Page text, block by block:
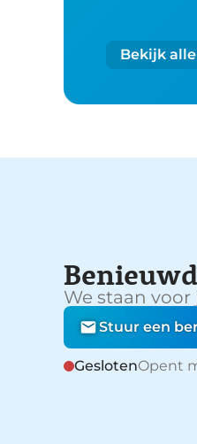
Bekijk
We staan
Stuur een
GeslotenOpent